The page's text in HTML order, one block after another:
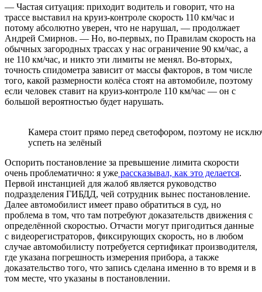
— Частая ситуация: приходит водитель и говорит, что на
трассе выставил на круиз-контроле скорость 110 км/час и
потому абсолютно уверен, что не нарушал, — продолжает
Андрей Смирнов. — Но, во-первых, по Правилам скорость на
обычных загородных трассах у нас ограничение 90 км/час, а
не 110 км/час, и никто эти лимиты не менял. Во-вторых,
точность спидометра зависит от массы факторов, в том числе
того, какой размерности колёса стоят на автомобиле, поэтому
если человек ставит на круиз-контроле 110 км/час — он с
большой вероятностью будет нарушать.
Камера стоит прямо перед светофором, поэтому не
успеть на зелёный
Оспорить постановление за превышение лимита скорости
очень проблематично: я уже рассказывал, как это делается.
Первой инстанцией для жалоб является руководство
подразделения ГИБДД, чей сотрудник вынес постановление.
Далее автомобилист имеет право обратиться в суд, но
проблема в том, что там потребуют доказательств движения с
определённой скоростью. Отчасти могут пригодиться данные
с видеорегистраторов, фиксирующих скорость, но в любом
случае автомобилисту потребуется сертификат производителя,
где указана погрешность измерения прибора, а также
доказательство того, что запись сделана именно в то время и в
том месте, что указаны в постановлении.